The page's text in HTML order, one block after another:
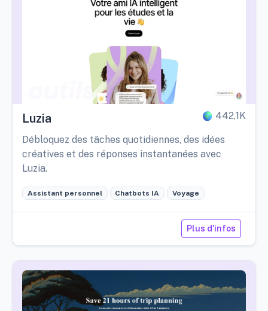
Luzia 442,1K
Débloquez des tâches quotidiennes, des idées
créatives et des réponses instantanées avec
Luzia.
Assistant personnel Chatbots IA Voyage
Plus d'infos